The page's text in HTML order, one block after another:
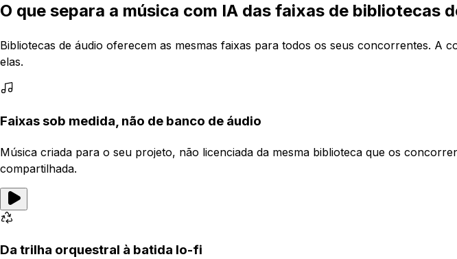
O que separa a música com IA das faixas de bibliotecas
Bibliotecas de áudio oferecem as mesmas faixas para todos os seus concorrentes. A
elas.
Faixas sob medida, não de banco de áudio
Música criada para o seu projeto, não licenciada da mesma biblioteca que os
compartilhada.
Da trilha orquestral à batida lo-fi